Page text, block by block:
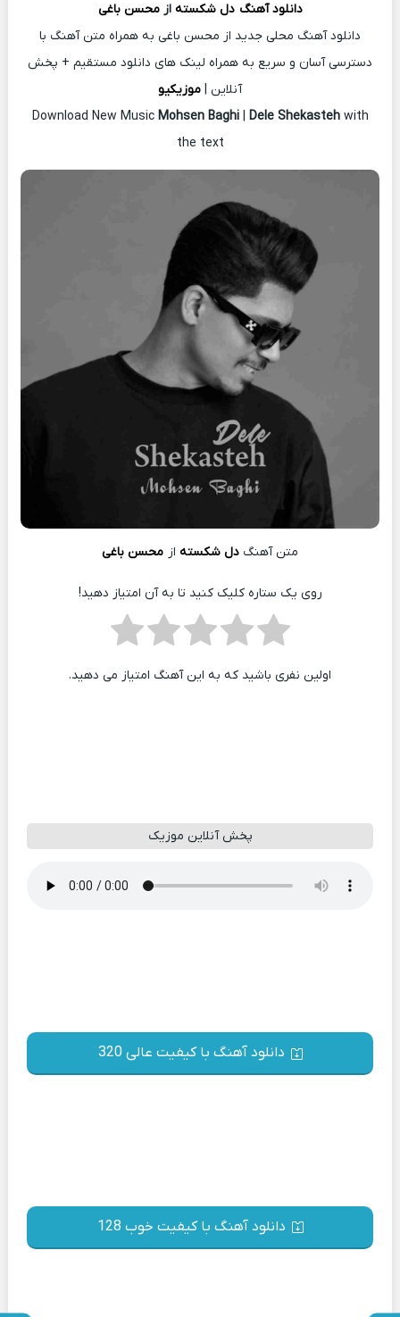
دانلود آهنگ دل شکسته ازمحسن باغی
دانلود آهنگ محلی جدید از محسن باغی به همراه متن آهنگ با
دسترسی آسان و سریع به همراه لینک های دانلود مستقیم + پخش
آنلاین | موزیکیو
Download New Music Mohsen Baghi| Dele Shekasteh with
the text
متن آهنگ دل شکسته از محسن باغی
روی یک ستاره کلیک کنید تا به آن امتیاز دهید!
اولین نفری باشید که به این آهنگ امتیاز می دهید.
پخش آنلاین موزیک
دانلود آهنگ با کیفیت عالی 320
دانلود آهنگ با کیفیت خوب 128